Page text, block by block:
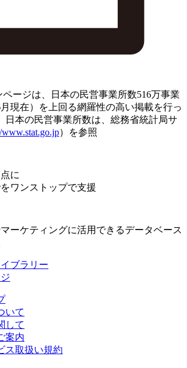
ージは、日本の民営事業所数516万事業
月現在）を上回る網羅性の高い掲載を行っ
日本の民営事業所数は、総務省統計局サ
www.stat.go.jp）を参照
に
ワンストップで支援
ーケティングに活用できるデータベース
いて
して
案内
ス取扱い規約